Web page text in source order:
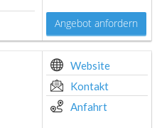
Angebot anfordern
Website
Kontakt
Anfahrt